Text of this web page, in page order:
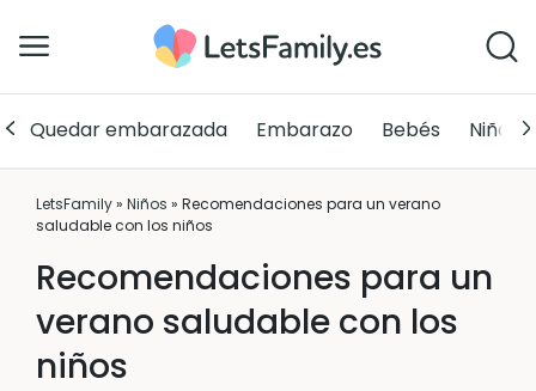
Quedar embarazada Embarazo Bebés Niños
LetsFamily» Niños » Recomendaciones para un verano
saludable con los niños
Recomendaciones para un
verano saludable con los
niños